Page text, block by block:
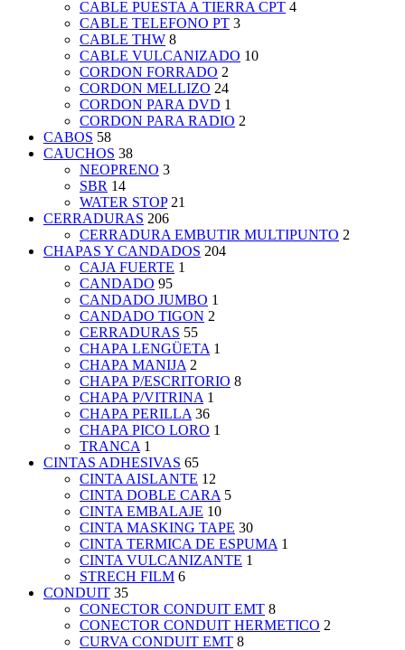
CABLE PUESTA A TIERRA CPT 4
CABLE TELEFONO PT 3
CABLE THW 8
CABLE VULCANIZADO 10
CORDON FORRADO 2
CORDON MELLIZO 24
CORDON PARA DVD 1
CORDON PARA RADIO 2
CABOS 58
CAUCHOS 38
NEOPRENO 3
SBR 14
WATER STOP 21
CERRADURAS 206
CERRADURA EMBUTIR MULTIPUNTO 2
CHAPAS Y CANDADOS 204
CAJA FUERTE 1
CANDADO 95
CANDADO JUMBO 1
CANDADO TIGON 2
CERRADURAS 55
CHAPA LENGÜETA 1
CHAPA MANIJA 2
CHAPA P/ESCRITORIO 8
CHAPA P/VITRINA 1
CHAPA PERILLA 36
CHAPA PICO LORO 1
TRANCA 1
CINTAS ADHESIVAS 65
CINTA AISLANTE 12
CINTA DOBLE CARA 5
CINTA EMBALAJE 10
CINTA MASKING TAPE 30
CINTA TERMICA DE ESPUMA 1
CINTA VULCANIZANTE 1
STRECH FILM 6
CONDUIT 35
CONECTOR CONDUIT EMT 8
CONECTOR CONDUIT HERMETICO 2
CURVA CONDUIT EMT 8